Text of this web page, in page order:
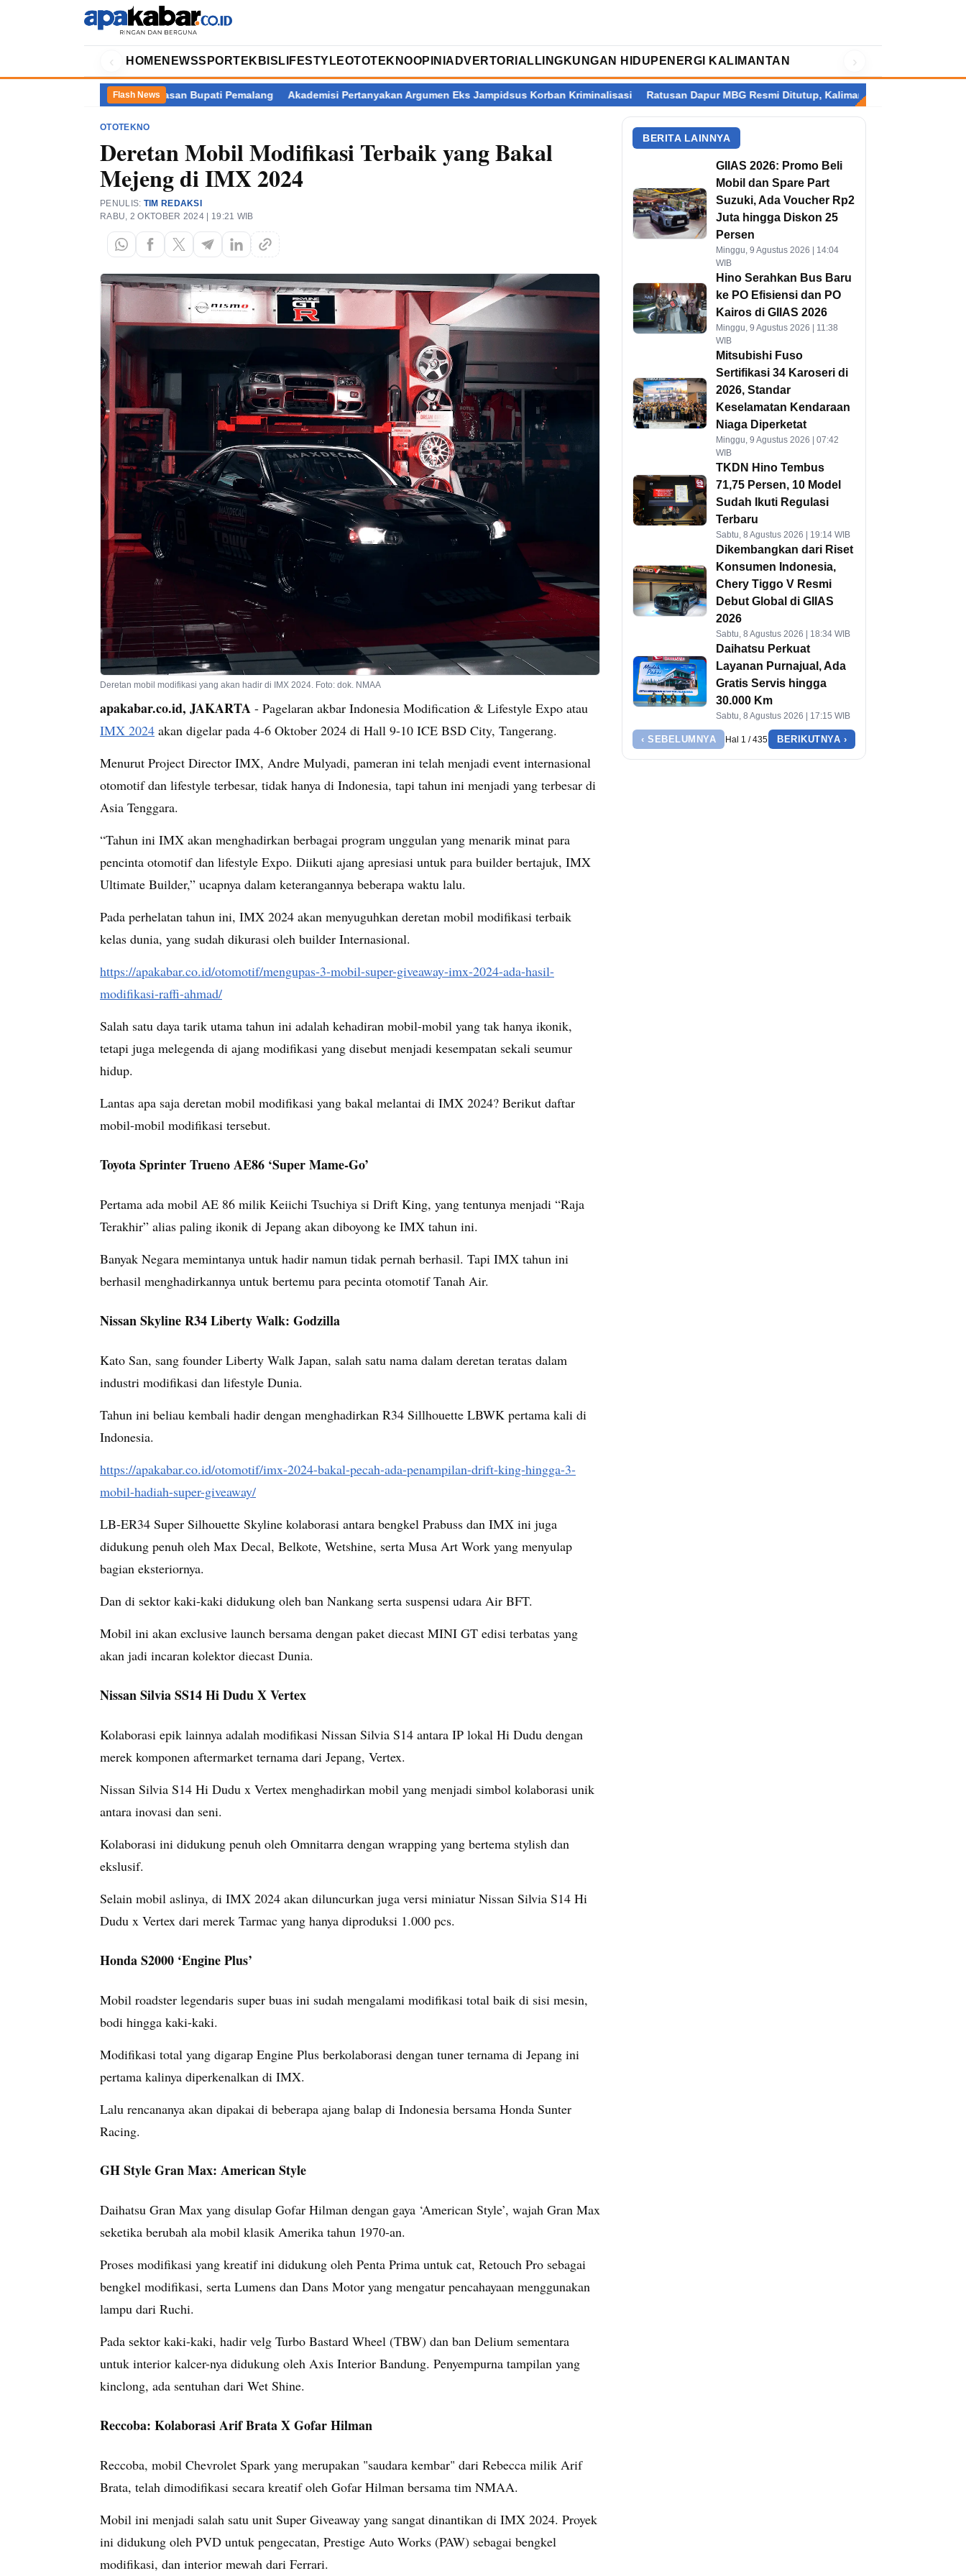
‹ HOME NEWSSPORT EKBIS LIFESTYLEOTOTEKNOOPINI ADVERTORIAL LINGKUNGAN HIDUP ENERGI KALIMANTAN ›
Flash News
Pemerasan Bupati Pemalang Akademisi Pertanyakan Argumen Eks Jampidsus Korban Kriminalisasi Ratusan Dapur MBG Resmi Ditutup, Kalimantan Terbanyak Setelah Perry Warjiyo
OTOTEKNO
Deretan Mobil Modifikasi Terbaik yang Bakal
Mejeng di IMX 2024
PENULIS: TIM REDAKSI
RABU, 2 OKTOBER 2024 | 19:21 WIB
Deretan mobil modifikasi yang akan hadir di IMX 2024. Foto: dok. NMAA
apakabar.co.id, JAKARTA - Pagelaran akbar Indonesia Modification & Lifestyle Expo atau
IMX 2024 akan digelar pada 4-6 Oktober 2024 di Hall 9-10 ICE BSD City, Tangerang.
Menurut Project Director IMX, Andre Mulyadi, pameran ini telah menjadi event internasional
otomotif dan lifestyle terbesar, tidak hanya di Indonesia, tapi tahun ini menjadi yang terbesar di
Asia Tenggara.
“Tahun ini IMX akan menghadirkan berbagai program unggulan yang menarik minat para
pencinta otomotif dan lifestyle Expo. Diikuti ajang apresiasi untuk para builder bertajuk, IMX
Ultimate Builder,” ucapnya dalam keterangannya beberapa waktu lalu.
Pada perhelatan tahun ini, IMX 2024 akan menyuguhkan deretan mobil modifikasi terbaik
kelas dunia, yang sudah dikurasi oleh builder Internasional.
https://apakabar.co.id/otomotif/mengupas-3-mobil-super-giveaway-imx-2024-ada-hasil-
modifikasi-raffi-ahmad/
Salah satu daya tarik utama tahun ini adalah kehadiran mobil-mobil yang tak hanya ikonik,
tetapi juga melegenda di ajang modifikasi yang disebut menjadi kesempatan sekali seumur
hidup.
Lantas apa saja deretan mobil modifikasi yang bakal melantai di IMX 2024? Berikut daftar
mobil-mobil modifikasi tersebut.
Toyota Sprinter Trueno AE86 ‘Super Mame-Go’
Pertama ada mobil AE 86 milik Keiichi Tsuchiya si Drift King, yang tentunya menjadi “Raja
Terakhir” alias paling ikonik di Jepang akan diboyong ke IMX tahun ini.
Banyak Negara memintanya untuk hadir namun tidak pernah berhasil. Tapi IMX tahun ini
berhasil menghadirkannya untuk bertemu para pecinta otomotif Tanah Air.
Nissan Skyline R34 Liberty Walk: Godzilla
Kato San, sang founder Liberty Walk Japan, salah satu nama dalam deretan teratas dalam
industri modifikasi dan lifestyle Dunia.
Tahun ini beliau kembali hadir dengan menghadirkan R34 Sillhouette LBWK pertama kali di
Indonesia.
https://apakabar.co.id/otomotif/imx-2024-bakal-pecah-ada-penampilan-drift-king-hingga-3-
mobil-hadiah-super-giveaway/
LB-ER34 Super Silhouette Skyline kolaborasi antara bengkel Prabuss dan IMX ini juga
didukung penuh oleh Max Decal, Belkote, Wetshine, serta Musa Art Work yang menyulap
bagian eksteriornya.
Dan di sektor kaki-kaki didukung oleh ban Nankang serta suspensi udara Air BFT.
Mobil ini akan exclusive launch bersama dengan paket diecast MINI GT edisi terbatas yang
akan jadi incaran kolektor diecast Dunia.
Nissan Silvia SS14 Hi Dudu X Vertex
Kolaborasi epik lainnya adalah modifikasi Nissan Silvia S14 antara IP lokal Hi Dudu dengan
merek komponen aftermarket ternama dari Jepang, Vertex.
Nissan Silvia S14 Hi Dudu x Vertex menghadirkan mobil yang menjadi simbol kolaborasi unik
antara inovasi dan seni.
Kolaborasi ini didukung penuh oleh Omnitarra dengan wrapping yang bertema stylish dan
ekslusif.
Selain mobil aslinya, di IMX 2024 akan diluncurkan juga versi miniatur Nissan Silvia S14 Hi
Dudu x Vertex dari merek Tarmac yang hanya diproduksi 1.000 pcs.
Honda S2000 ‘Engine Plus’
Mobil roadster legendaris super buas ini sudah mengalami modifikasi total baik di sisi mesin,
bodi hingga kaki-kaki.
Modifikasi total yang digarap Engine Plus berkolaborasi dengan tuner ternama di Jepang ini
pertama kalinya diperkenalkan di IMX.
Lalu rencananya akan dipakai di beberapa ajang balap di Indonesia bersama Honda Sunter
Racing.
GH Style Gran Max: American Style
Daihatsu Gran Max yang disulap Gofar Hilman dengan gaya ‘American Style’, wajah Gran Max
seketika berubah ala mobil klasik Amerika tahun 1970-an.
Proses modifikasi yang kreatif ini didukung oleh Penta Prima untuk cat, Retouch Pro sebagai
bengkel modifikasi, serta Lumens dan Dans Motor yang mengatur pencahayaan menggunakan
lampu dari Ruchi.
Pada sektor kaki-kaki, hadir velg Turbo Bastard Wheel (TBW) dan ban Delium sementara
untuk interior kalcer-nya didukung oleh Axis Interior Bandung. Penyempurna tampilan yang
kinclong, ada sentuhan dari Wet Shine.
Reccoba: Kolaborasi Arif Brata X Gofar Hilman
Reccoba, mobil Chevrolet Spark yang merupakan "saudara kembar" dari Rebecca milik Arif
Brata, telah dimodifikasi secara kreatif oleh Gofar Hilman bersama tim NMAA.
Mobil ini menjadi salah satu unit Super Giveaway yang sangat dinantikan di IMX 2024. Proyek
ini didukung oleh PVD untuk pengecatan, Prestige Auto Works (PAW) sebagai bengkel
modifikasi, dan interior mewah dari Ferrari.
BERITA LAINNYA
GIIAS 2026: Promo Beli
Mobil dan Spare Part
Suzuki, Ada Voucher Rp2
Juta hingga Diskon 25
Persen
Minggu, 9 Agustus 2026 | 14:04
WIB
Hino Serahkan Bus Baru
ke PO Efisiensi dan PO
Kairos di GIIAS 2026
Minggu, 9 Agustus 2026 | 11:38
WIB
Mitsubishi Fuso
Sertifikasi 34 Karoseri di
2026, Standar
Keselamatan Kendaraan
Niaga Diperketat
Minggu, 9 Agustus 2026 | 07:42
WIB
TKDN Hino Tembus
71,75 Persen, 10 Model
Sudah Ikuti Regulasi
Terbaru
Sabtu, 8 Agustus 2026 | 19:14 WIB
Dikembangkan dari Riset
Konsumen Indonesia,
Chery Tiggo V Resmi
Debut Global di GIIAS
2026
Sabtu, 8 Agustus 2026 | 18:34 WIB
Daihatsu Perkuat
Layanan Purnajual, Ada
Gratis Servis hingga
30.000 Km
Sabtu, 8 Agustus 2026 | 17:15 WIB
‹ SEBELUMNYA Hal 1 / 435 BERIKUTNYA ›